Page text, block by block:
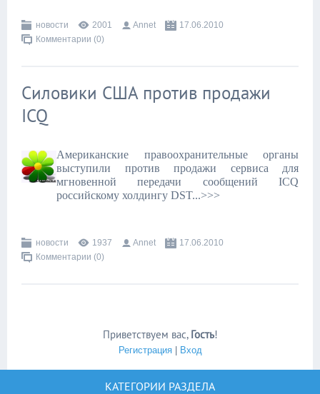
новости 2001 Annet
17.06.2010
Комментарии (0)
Силовики США против продажи
ICQ
Американские правоохранительные органы
выступили против продажи сервиса для
мгновенной передачи сообщений ICQ
российскому холдингу DST...>>>
новости 1937 Annet
17.06.2010
Комментарии (0)
Приветствуем вас, Гость!
Регистрация| Вход
КАТЕГОРИИ РАЗДЕЛА